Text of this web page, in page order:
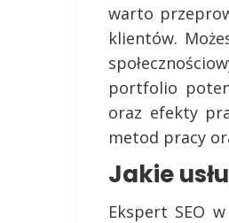
warto
klientów.
portfolio
oraz efekty
metod pracy
Jakie
Ekspert SEO